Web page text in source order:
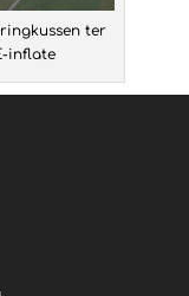
ter
inflate